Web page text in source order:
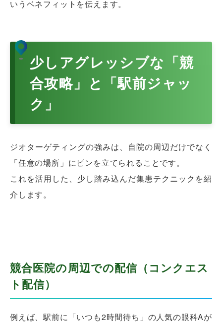
いうベネフィットを伝えます。
少しアグレッシブな「競
合攻略」と「駅前ジャッ
ク」
ジオターゲティングの強みは、自院の周辺だけでなく
「任意の場所」にピンを立てられることです。
これを活用した、少し踏み込んだ集患テクニックを紹
介します。
競合医院の周辺での配信（コンクエス
ト配信）
例えば、駅前に「いつも2時間待ち」の人気の眼科Aが